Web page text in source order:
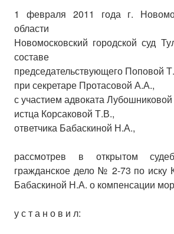
Против бридизма
Энциклопедия
1 февраля 2011 года г.
области
Новомосковский городской суд
составе
председательствующего Поповой
при секретаре Протасовой А.А.,
с участием адвоката
истца Корсаковой Т.В.,
ответчика Бабаскиной Н.А.,
рассмотрев в открытом
гражданское дело № 2-73 по иску
Бабаскиной Н.А. о компенсации
у с т а н о в и л: